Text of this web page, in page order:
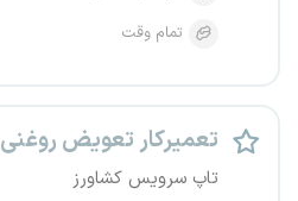
تمام وقت
تعمیرکار تعویض روغنی
تاپ سرویس کشاورز